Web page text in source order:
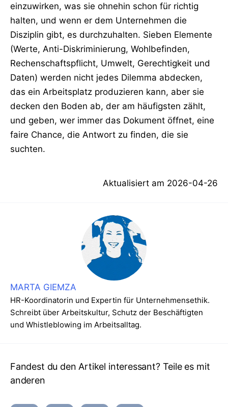
einzuwirken, was sie ohnehin schon für richtig
halten, und wenn er dem Unternehmen die
Disziplin gibt, es durchzuhalten. Sieben Elemente
(Werte, Anti-Diskriminierung, Wohlbefinden,
Rechenschaftspflicht, Umwelt, Gerechtigkeit und
Daten) werden nicht jedes Dilemma abdecken,
das ein Arbeitsplatz produzieren kann, aber sie
decken den Boden ab, der am häufigsten zählt,
und geben, wer immer das Dokument öffnet, eine
faire Chance, die Antwort zu finden, die sie
suchten.
Aktualisiert am 2026-04-26
MARTA GIEMZA
HR-Koordinatorin und Expertin für Unternehmensethik.
Schreibt über Arbeitskultur, Schutz der Beschäftigten
und Whistleblowing im Arbeitsalltag.
Fandest du den Artikel interessant? Teile es mit
anderen